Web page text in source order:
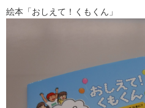
絵本「おしえて！くもくん」